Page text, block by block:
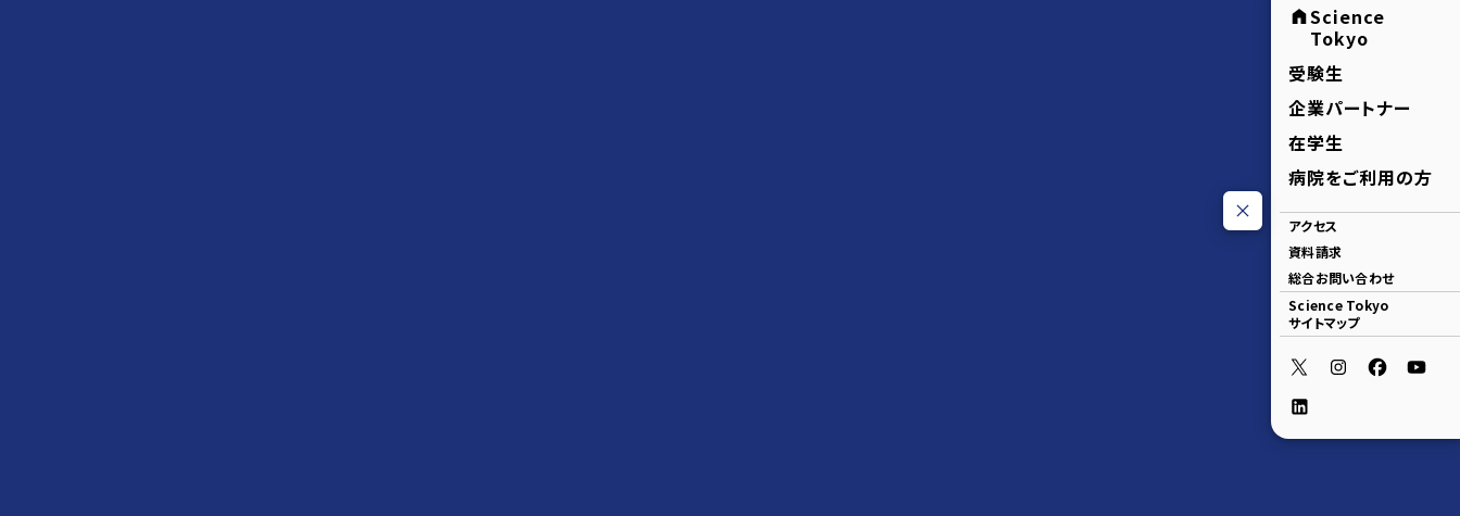
Science
Tokyo
受験生
企業パートナー
在学生
病院をご利用の方
アクセス
資料請求
総合お問い合わせ
Science Tokyo
サイトマップ